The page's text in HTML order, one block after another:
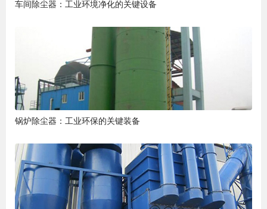
车间除尘器：工业环境净化的关键设备
锅炉除尘器：工业环保的关键装备